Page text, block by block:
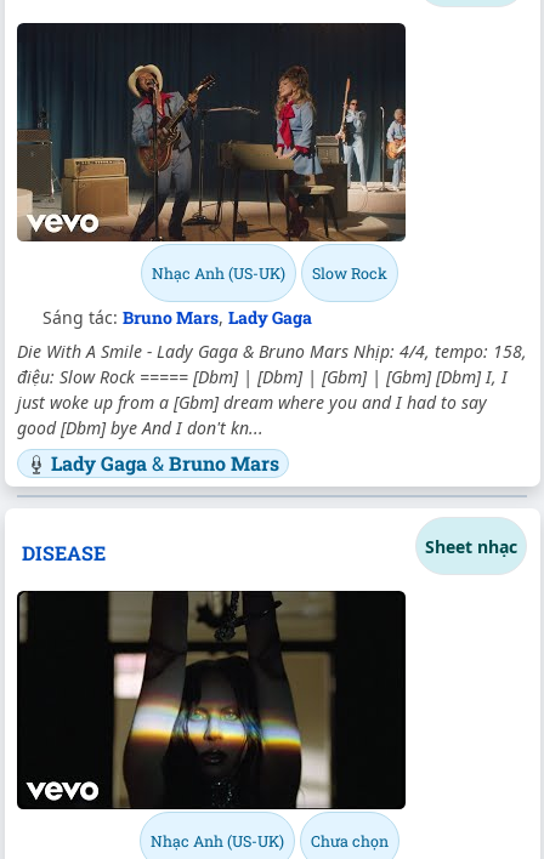
Nhạc Anh (US-UK) Slow Rock
Sáng tác: Bruno Mars, Lady Gaga
Die With A Smile - Lady Gaga & Bruno Mars Nhịp: 4/4, tempo: 158,
điệu: Slow Rock ===== [Dbm] | [Dbm] | [Gbm] | [Gbm] [Dbm] I, I
just woke up from a [Gbm] dream where you and I had to say
good [Dbm] bye And I don't kn...
Lady Gaga&Bruno Mars
DISEASE Sheet nhạc
Nhạc Anh (US-UK) Chưa chọn